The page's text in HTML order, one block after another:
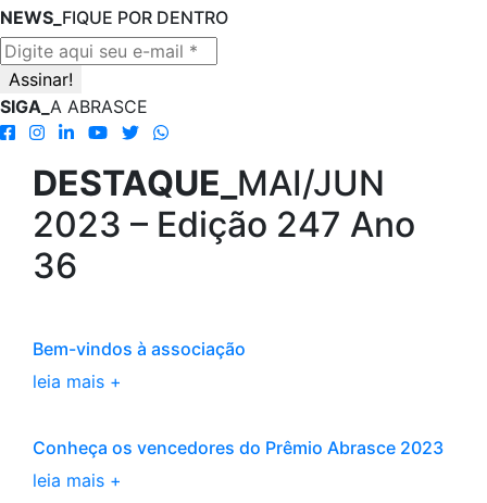
NEWS_ FIQUE POR DENTRO
SIGA_ A ABRASCE
DESTAQUE_ MAI/JUN
2023 – Edição 247 Ano
36
Bem-vindos à associação
leia mais +
Conheça os vencedores do Prêmio Abrasce 2023
leia mais +